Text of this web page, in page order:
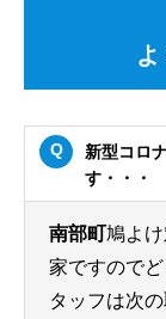
新型コロ
す・・・
南部町鳩よ
家ですので
タッフは次